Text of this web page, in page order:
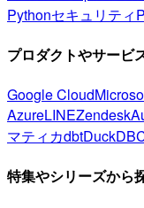
Pythonセキュリティ
プロダクトやサービ
Google Cloud
AzureLINEZendesk
マティカdbtDuckDB
特集やシリーズから